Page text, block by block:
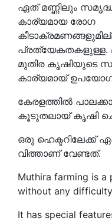
ഏത് മണ്ണിലും
കാര്യമായ രോഗ
പ്രത്യേകതകളുള്ള.
മുതിര കൃഷിയുടെ
കാര്യമായ്
കേരളത്തിൽ
കൂടുതലായ് കൃഷി
ഒരു ഹെക്ടറിലേക്ക്
വിത്താണ് വേണ്ടത്.
Muthira farming is
without any
It has special